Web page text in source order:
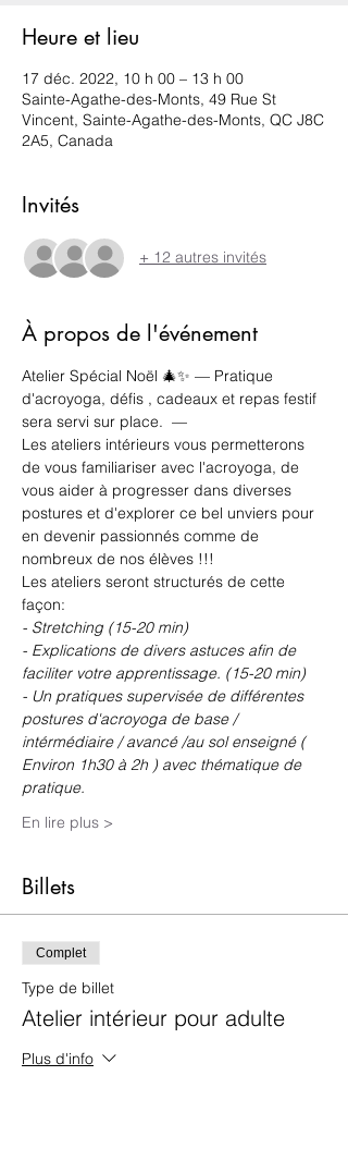
Heure et lieu
17 déc. 2022, 10 h 00 – 13 h 00
Sainte-Agathe-des-Monts, 49 Rue St
Vincent, Sainte-Agathe-des-Monts, QC J8C
2A5, Canada
Invités
+ 12 autres invités
À propos de l'événement
Atelier Spécial Noël 🎄✨ — Pratique
d'acroyoga, défis , cadeaux et repas festif
sera servi sur place.  —
Les ateliers intérieurs vous permetterons
de vous familiariser avec l'acroyoga, de
vous aider à progresser dans diverses
postures et d'explorer ce bel unviers pour
en devenir passionnés comme de
nombreux de nos élèves !!!
Les ateliers seront structurés de cette
façon:
- Stretching (15-20 min)
- Explications de divers astuces afin de
faciliter votre apprentissage. (15-20 min)
- Un pratiques supervisée de différentes
postures d'acroyoga de base /
intérmédiaire / avancé /au sol enseigné (
Environ 1h30 à 2h ) avec thématique de
pratique.
En lire plus >
Billets
Complet
Type de billet
Atelier intérieur pour adulte
Plus d'info